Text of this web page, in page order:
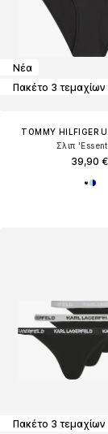
Νέα
Πακέτο 3 τεμαχίων
TOMMY HILFIGER
Σλιπ
39,90 €
Πακέτο 3 τεμαχίων